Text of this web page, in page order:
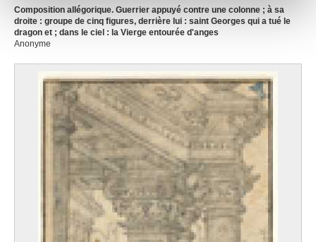
notre site avec nos partenaires de médias sociaux, de
publicité et d'analyse, qui peuvent combiner celles-ci
avec d'autres informations que vous leur avez fournies
Composition allégorique. Guerrier appuyé contre une colonne ; à sa
droite : groupe de cinq figures, derrière lui : saint Georges qui a tué le
dragon et ; dans le ciel : la Vierge entourée d'anges
Anonyme